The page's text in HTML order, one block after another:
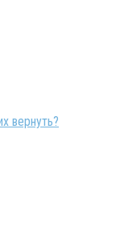
вернуть?